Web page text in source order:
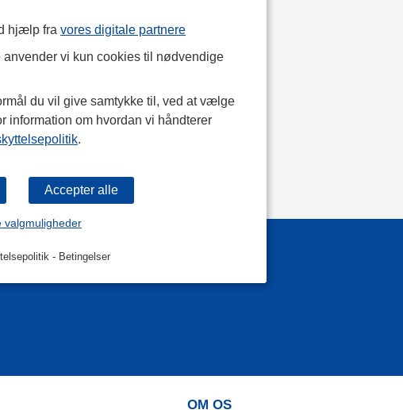
hjælp fra vores digitale partnere
vi kun cookies til nødvendige
du vil give samtykke til, ved at vælge
information om hvordan vi håndterer
.
valgmuligheder
- Betingelser
OM OS